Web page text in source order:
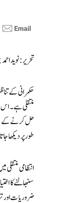
تحریر: نوید
حکمرانی کے
منتقلی ہے۔
حل کرنے کے
طور پر دیکھا
انتظامی
سنبھالنے کا
ضروریات اور